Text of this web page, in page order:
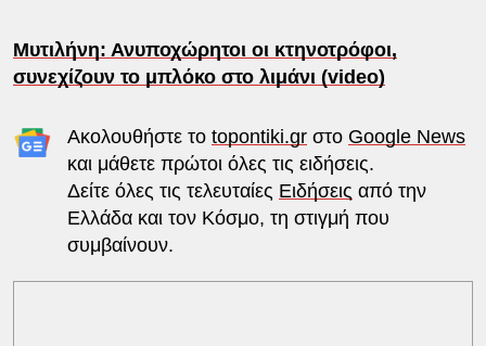
Μυτιλήνη: Ανυποχώρητοι οι κτηνοτρόφοι,
συνεχίζουν το μπλόκο στο λιμάνι (video)
Ακολουθήστε το topontiki.grστο Google News
και μάθετε πρώτοι όλες τις ειδήσεις.
Δείτε όλες τις τελευταίες Ειδήσεις από την
Ελλάδα και τον Κόσμο, τη στιγμή που
συμβαίνουν.